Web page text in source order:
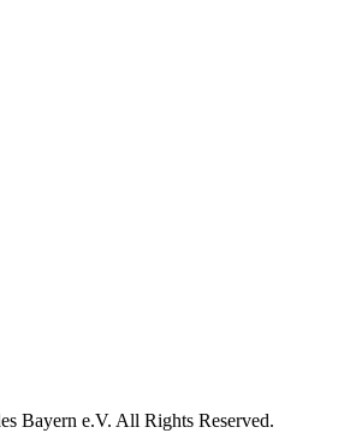
Bayern e.V. All Rights Reserved.